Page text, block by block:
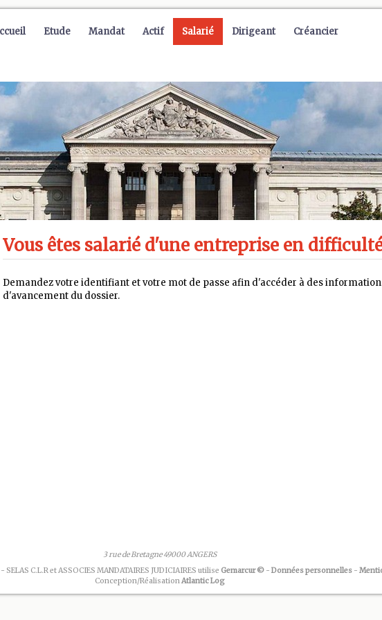
Etude Mandat Actif Salarié Dirigeant Créancier
Vous êtes salarié d'une entreprise en
Demandez votre identifiant et votre mot de passe afin d'accéder à des
d'avancement du dossier.
3 rue de Bretagne 49000 ANGERS
SELAS C.L.R et ASSOCIES MANDATAIRES JUDICIAIRES utilise Gemarcur ©- Données personnelles-
Conception/RéalisationAtlantic Log